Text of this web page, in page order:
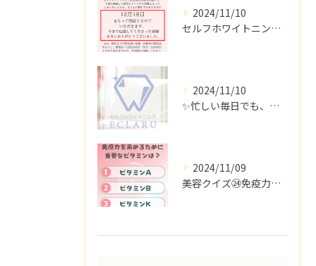
2024/11/10
セルフホワイトニングECLARUは、これ以上の経営が困難なた...
2024/11/10
✨忙しい毎日でも、ちらっと立ち寄れるホワイトニングサロンはい...
2024/11/09
美容クイズ㉔免疫力を高めるために重要なビタミンは？ #美容ク...